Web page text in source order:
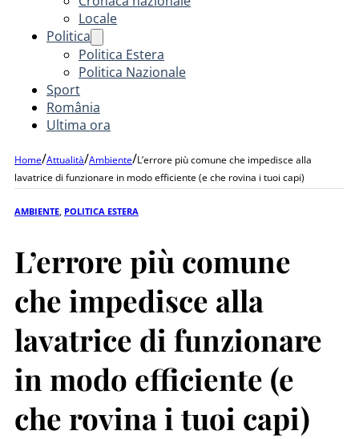
Locale
Politica
Politica Estera
Politica Nazionale
Sport
România
Ultima ora
Home/Attualità/Ambiente/L’errore più comune che impedisce alla
lavatrice di funzionare in modo efficiente (e che rovina i tuoi capi)
AMBIENTE POLITICA ESTERA
L’errore più comune
che impedisce alla
lavatrice di funzionare
in modo efficiente (e
che rovina i tuoi capi)